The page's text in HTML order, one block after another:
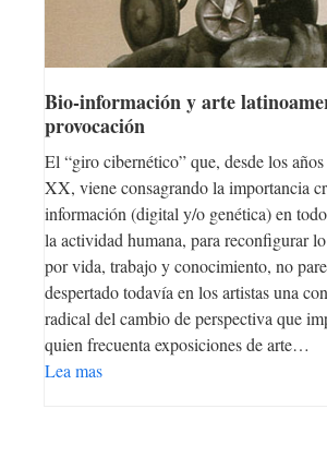
Bio-información y arte
provocación
El “giro cibernético” que, desde los
XX, viene consagrando la importancia
información (digital y/o genética) en
la actividad humana, para reconfigurar
por vida, trabajo y conocimiento, no
despertado todavía en los artistas una
radical del cambio de perspectiva que
quien frecuenta exposiciones de arte…
Lea mas